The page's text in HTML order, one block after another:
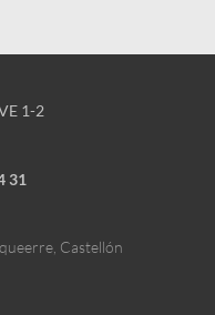
1-2
31
Castellón